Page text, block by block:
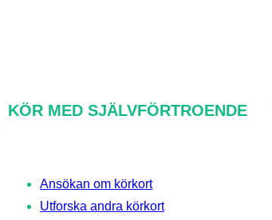
KÖR MED SJÄLVFÖRTROENDE
Ansökan om körkort
Utforska andra körkort